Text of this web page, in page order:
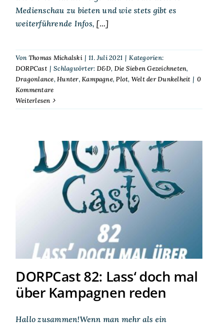
Medienschau zu bieten und wie stets gibt es
weiterführende Infos, [...]
Von Thomas Michalski | 11. Juli 2021 | Kategorien:
DORPCast | Schlagwörter: D&D, Die Sieben Gezeichneten,
Dragonlance,Hunter,Kampagne,Plot, Welt der Dunkelheit | 0
Kommentare
Weiterlesen
DORPCast 82: Lass‘ doch mal
über Kampagnen reden
DORPCast 82: Lass‘ doch mal
über Kampagnen reden
Hallo zusammen!Wenn man mehr als ein